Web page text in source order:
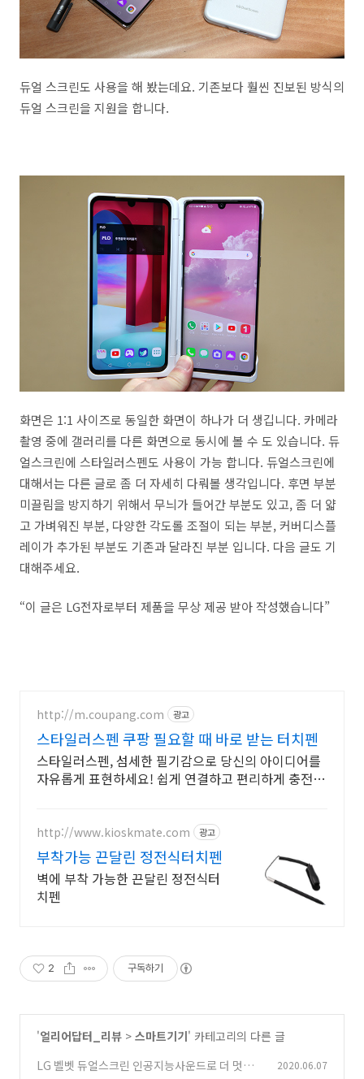
듀얼 스크린도 사용을 해 봤는데요. 기존보다 훨씬 진보된 방식의
듀얼 스크린을 지원을 합니다.
화면은 1:1 사이즈로 동일한 화면이 하나가 더 생깁니다. 카메라
촬영 중에 갤러리를 다른 화면으로 동시에 볼 수 도 있습니다. 듀
얼스크린에 스타일러스펜도 사용이 가능 합니다. 듀얼스크린에
대해서는 다른 글로 좀 더 자세히 다뤄볼 생각입니다. 후면 부분
미끌림을 방지하기 위해서 무늬가 들어간 부분도 있고, 좀 더 얇
고 가벼워진 부분, 다양한 각도롤 조절이 되는 부분, 커버디스플
레이가 추가된 부분도 기존과 달라진 부분 입니다. 다음 글도 기
대해주세요.
“이 글은 LG전자로부터 제품을 무상 제공 받아 작성했습니다”
http://m.coupang.com 광고
스타일러스펜 쿠팡 필요할 때 바로 받는 터치펜
스타일러스펜, 섬세한 필기감으로 당신의 아이디어를
자유롭게 표현하세요! 쉽게 연결하고 편리하게 충전하
http://www.kioskmate.com 광고
부착가능 끈달린 정전식터치펜
벽에 부착 가능한 끈달린 정전식터
치펜
2 구독하기
'얼리어답터_리뷰 > 스마트기기' 카테고리의 다른 글
LG 벨벳 듀얼스크린 인공지능사운드로 더 멋지
2020.06.07